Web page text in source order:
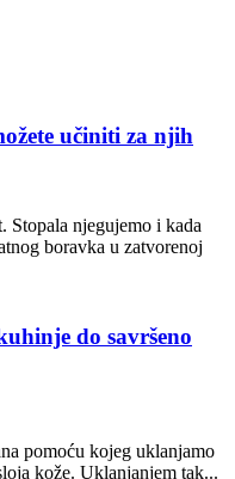
učiniti za njih
Stopala njegujemo i kada
boravka u zatvorenoj
do savršeno
pomoću kojeg uklanjamo
kože. Uklanjanjem tak...